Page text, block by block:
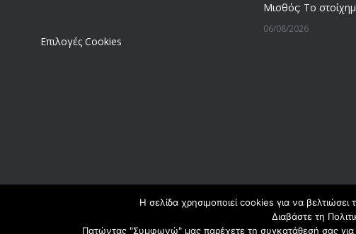
Επιλογές Cookies
06/08/2026
05/08/2026
Η σελίδα χρησιμοποιεί cookies για να
Διαβάστε τη
Πατώντας "Συμφωνώ" μας παρέχετε τη συγκατάθεσή σας